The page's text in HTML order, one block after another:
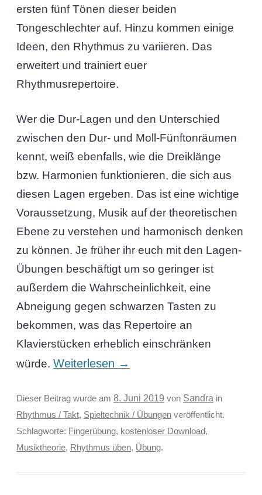
ersten fünf Tönen dieser beiden
Tongeschlechter auf. Hinzu kommen einige
Ideen, den Rhythmus zu variieren. Das
erweitert und trainiert euer
Rhythmusrepertoire.
Wer die Dur-Lagen und den Unterschied
zwischen den Dur- und Moll-Fünftonräumen
kennt, weiß ebenfalls, wie die Dreiklänge
bzw. Harmonien funktionieren, die sich aus
diesen Lagen ergeben. Das ist eine wichtige
Voraussetzung, Musik auf der theoretischen
Ebene zu verstehen und harmonisch denken
zu können. Je früher ihr euch mit den Lagen-
Übungen beschäftigt um so geringer ist
außerdem die Wahrscheinlichkeit, eine
Abneigung gegen schwarzen Tasten zu
bekommen, was das Repertoire an
Klavierstücken erheblich einschränken
würde. Weiterlesen →
Dieser Beitrag wurde am 8. Juni 2019 von Sandra in
Rhythmus / Takt, Spieltechnik / Übungenveröffentlicht.
Schlagworte: Fingerübung, kostenloser Download,
Musiktheorie, Rhythmus üben, Übung.